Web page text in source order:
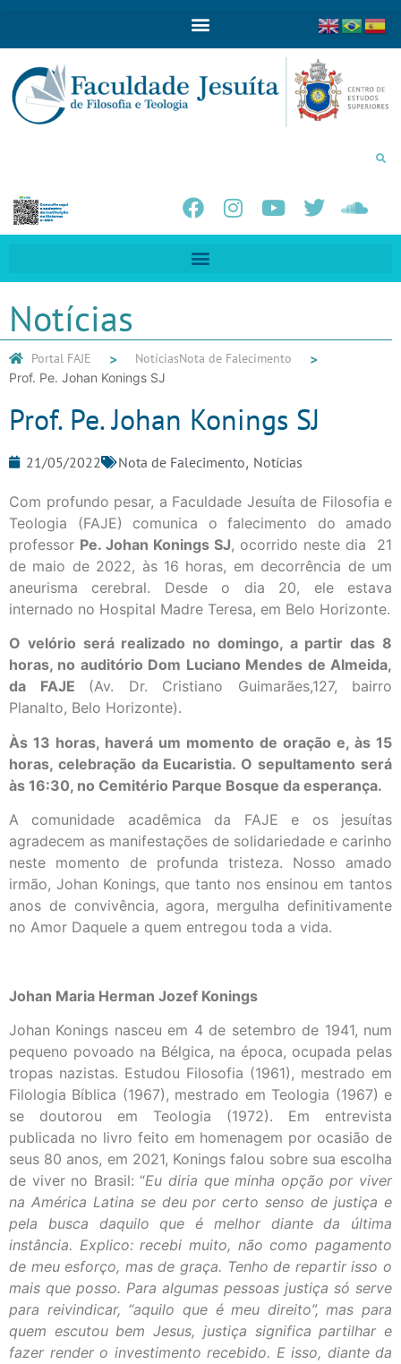
Notícias
Portal FAJE NotíciasNota de Falecimento
Prof. Pe. Johan Konings SJ
Prof. Pe. Johan Konings SJ
21/05/2022 Nota de Falecimento, Notícias
Com profundo pesar, a Faculdade Jesuíta de Filosofia e
Teologia (FAJE) comunica o falecimento do amado
professor Pe. Johan Konings SJ, ocorrido neste dia 21
de maio de 2022, às 16 horas, em decorrência de um
aneurisma cerebral. Desde o dia 20, ele estava
internado no Hospital Madre Teresa, em Belo Horizonte.
O velório será realizado no domingo, a partir das 8
horas, no auditório Dom Luciano Mendes de Almeida,
da FAJE (Av. Dr. Cristiano Guimarães,127, bairro
Planalto, Belo Horizonte).
Às 13 horas, haverá um momento de oração e, às 15
horas, celebração da Eucaristia. O sepultamento será
às 16:30, no Cemitério Parque Bosque da esperança.
A comunidade acadêmica da FAJE e os jesuítas
agradecem as manifestações de solidariedade e carinho
neste momento de profunda tristeza. Nosso amado
irmão, Johan Konings, que tanto nos ensinou em tantos
anos de convivência, agora, mergulha definitivamente
no Amor Daquele a quem entregou toda a vida.
Johan Maria Herman Jozef Konings
Johan Konings nasceu em 4 de setembro de 1941, num
pequeno povoado na Bélgica, na época, ocupada pelas
tropas nazistas. Estudou Filosofia (1961), mestrado em
Filologia Bíblica (1967), mestrado em Teologia (1967) e
se doutorou em Teologia (1972). Em entrevista
publicada no livro feito em homenagem por ocasião de
seus 80 anos, em 2021, Konings falou sobre sua escolha
de viver no Brasil: “Eu diria que minha opção por viver
na América Latina se deu por certo senso de justiça e
pela busca daquilo que é melhor diante da última
instância. Explico: recebi muito, não como pagamento
de meu esforço, mas de graça. Tenho de repartir isso o
mais que posso. Para algumas pessoas justiça só serve
para reivindicar, “aquilo que é meu direito”, mas para
quem escutou bem Jesus, justiça significa partilhar e
fazer render o investimento recebido. E isso, diante da